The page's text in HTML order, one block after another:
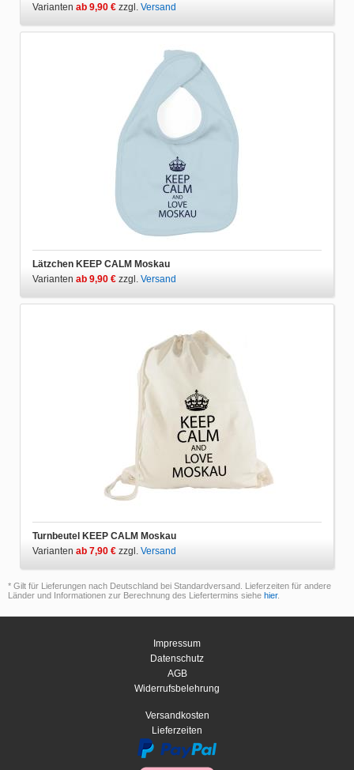
Varianten ab 9,90 € zzgl. Versand
Lätzchen KEEP CALM Moskau
Varianten ab 9,90 € zzgl. Versand
Turnbeutel KEEP CALM Moskau
Varianten ab 7,90 € zzgl. Versand
* Gilt für Lieferungen nach Deutschland bei Standardversand. Lieferzeiten für andere
Länder und Informationen zur Berechnung des Liefertermins siehe hier.
Impressum
Datenschutz
AGB
Widerrufsbelehrung
Versandkosten
Lieferzeiten